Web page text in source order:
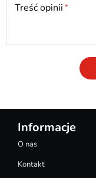
Treść opinii
Informacje
O nas
Kontakt